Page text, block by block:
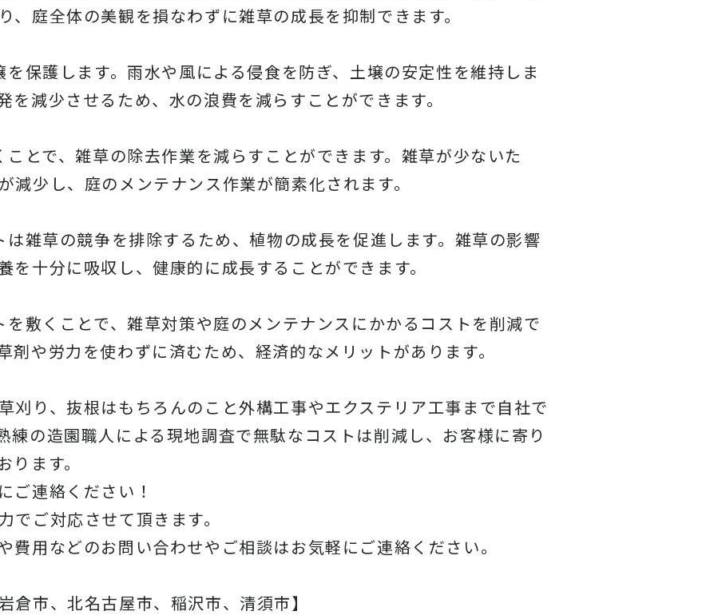
、庭全体の美観を損なわずに雑草の成長を抑制できます。
保護します。雨水や風による侵食を防ぎ、土壌の安定性を維持しま
を減少させるため、水の浪費を減らすことができます。
とで、雑草の除去作業を減らすことができます。雑草が少ないた
減少し、庭のメンテナンス作業が簡素化されます。
雑草の競争を排除するため、植物の成長を促進します。雑草の影響
を十分に吸収し、健康的に成長することができます。
敷くことで、雑草対策や庭のメンテナンスにかかるコストを削減で
剤や労力を使わずに済むため、経済的なメリットがあります。
刈り、抜根はもちろんのこと外構工事やエクステリア工事まで自社で
練の造園職人による現地調査で無駄なコストは削減し、お客様に寄り
ます。
ご連絡ください！
でご対応させて頂きます。
費用などのお問い合わせやご相談はお気軽にご連絡ください。
倉市、北名古屋市、稲沢市、清須市】